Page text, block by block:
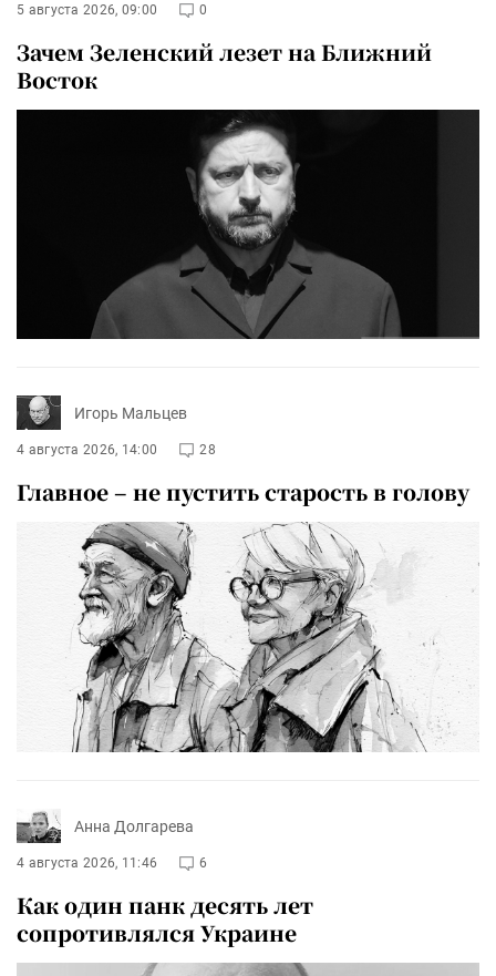
5 августа 2026, 09:00 0
Зачем Зеленский лезет на Ближний
Восток
Игорь Мальцев
4 августа 2026, 14:00 28
Главное – не пустить старость в голову
Анна Долгарева
4 августа 2026, 11:46 6
Как один панк десять лет
сопротивлялся Украине